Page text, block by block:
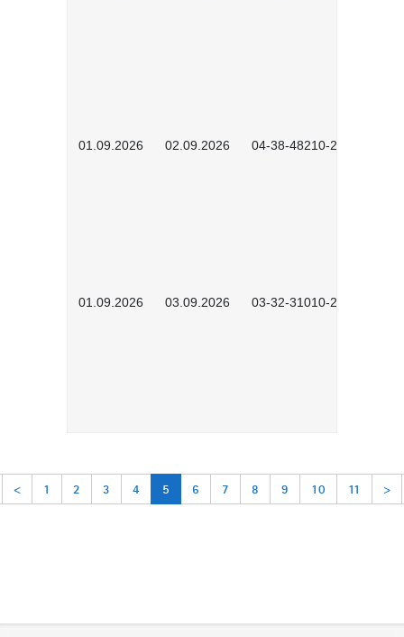
01.09.2026 02.09.2026 04-38-48210-2601
01.09.2026 03.09.2026 03-32-31010-2603
< 1 2 3 4 5 6 7 8 9 10 11 >